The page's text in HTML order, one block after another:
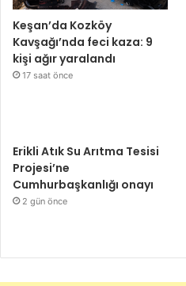
Keşan’da Kozköy
Kavşağı’nda feci kaza: 9
kişi ağır yaralandı
17 saat önce
Erikli Atık Su Arıtma Tesisi
Projesi’ne
Cumhurbaşkanlığı onayı
2 gün önce